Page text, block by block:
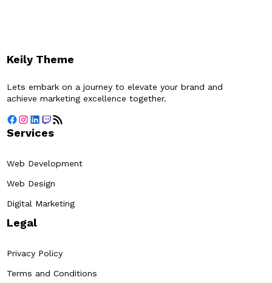
Keily Theme
Lets embark on a journey to elevate your brand and
achieve marketing excellence together.
# # # # #
Services
Web Development
Web Design
Digital Marketing
Legal
Privacy Policy
Terms and Conditions